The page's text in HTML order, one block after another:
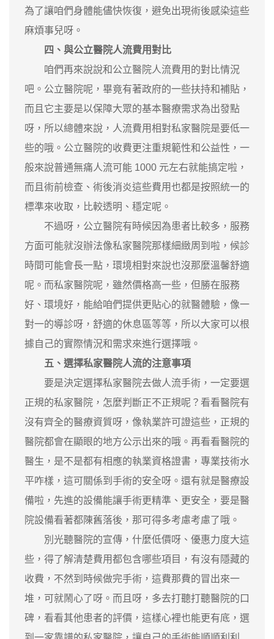
為了讓咱們身體能儘快恢復，避免出現術後感染這些
麻煩事兒呀。
四、與公立醫院人流費用對比
咱們再來說說和公立醫院人流費用的對比情況
吧。公立醫院呢，畢竟有著政府的一些扶持和補貼，
而且它主要是以保障大眾的基本醫療需求為出發點
呀，所以總體來說，人流費用相對私家醫院是要低一
些的哦。公立醫院的收費更注重規範性和公益性，一
般來說普通無痛人流可能 1000 元左右就能搞定啦，
而且術前檢查、術後消炎這些費用也都是按照統一的
標準來收取，比較透明、穩定呢。
不過呀，公立醫院有時候因為患者比較多，服務
方面可能就沒辦法像私家醫院那樣細緻周到啦，候診
時間可能會長一點，環境相對來說也沒那麼溫馨舒適
呢。而私家醫院呢，雖然價格高一些，但勝在服務
好、環境好，能給咱們提供更貼心的就醫體驗，像一
對一的導診呀，舒適的休息區等等，所以大家可以根
據自己的實際情況和需求來進行選擇哦。
五、選擇私家醫院人流的注意事項
要是決定選擇私家醫院去做人流手術，一定要選
正規的私家醫院，怎麼判斷正不正規呢？看看醫院有
沒有齊全的醫療資質呀，像執業許可證這些，正規的
醫院都會在顯眼的地方公示出來的哦。再看看醫院的
醫生，是不是都有相應的執業資格證書，專業技術水
平咋樣，這可關係到手術的安全呀。還有就是醫療設
備啦，先進的設備能讓手術更精準、更安全，要是醫
院設備看著都陳舊落後，那可得多考慮考慮了哦。
別光聽醫院的宣傳，什麼低價呀、優惠力度大這
些，得了解清楚費用都包含哪些項目，有沒有隱藏的
收費，不然到時候做完手術，這費那費的冒出來一
堆，可就鬧心了呀。而且呀，多去打聽打聽醫院的口
碑，看看其他患者的評價，這樣心裡也能更有底，選